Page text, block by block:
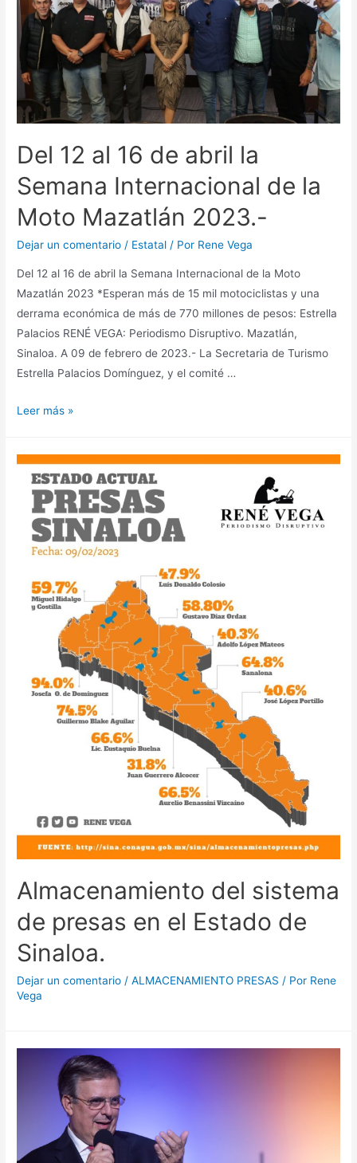
Del 12 al 16 de abril la
Semana Internacional de la
Moto Mazatlán 2023.-
Dejar un comentario / Estatal / Por Rene Vega
Del 12 al 16 de abril la Semana Internacional de la Moto
Mazatlán 2023 *Esperan más de 15 mil motociclistas y una
derrama económica de más de 770 millones de pesos: Estrella
Palacios RENÉ VEGA: Periodismo Disruptivo. Mazatlán,
Sinaloa. A 09 de febrero de 2023.- La Secretaria de Turismo
Estrella Palacios Domínguez, y el comité …
Leer más »
Almacenamiento del sistema
de presas en el Estado de
Sinaloa.
Dejar un comentario /ALMACENAMIENTO PRESAS / Por Rene
Vega